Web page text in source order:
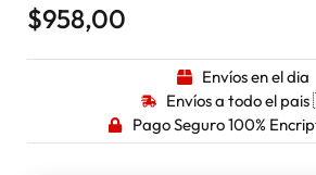
$958,00
Envíos en el dia
Envíos a todo el
Pago Seguro 100%